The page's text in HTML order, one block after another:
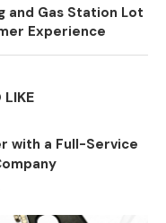
and Gas Station Lot
Experience
LIKE
with a Full-Service